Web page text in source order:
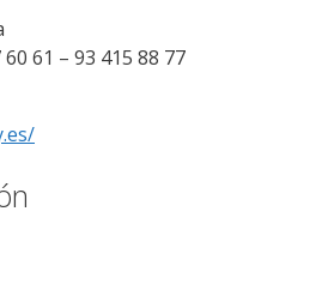
61 – 93 415 88 77